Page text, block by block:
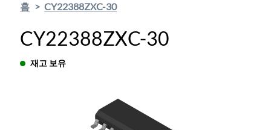
홈 CY22388ZXC-30
CY22388ZXC-30
재고 보유